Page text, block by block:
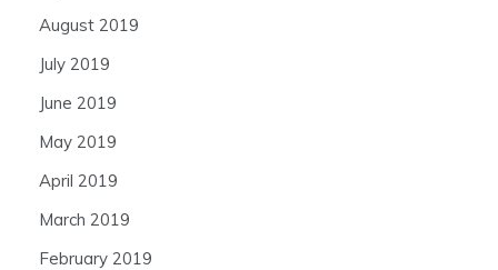
August 2019
July 2019
June 2019
May 2019
April 2019
March 2019
February 2019